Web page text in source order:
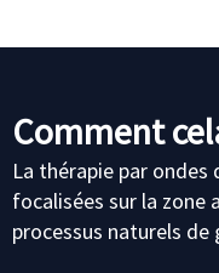
Comment
La thérapie par ondes
focalisées sur la zone
processus naturels de